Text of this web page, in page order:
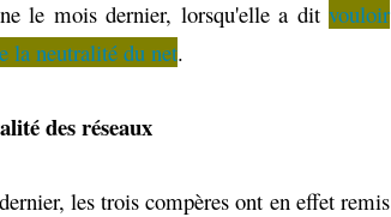
le mois dernier, lorsqu'elle a dit vouloir
la neutralité du net.
des réseaux
les trois compères ont en effet remis